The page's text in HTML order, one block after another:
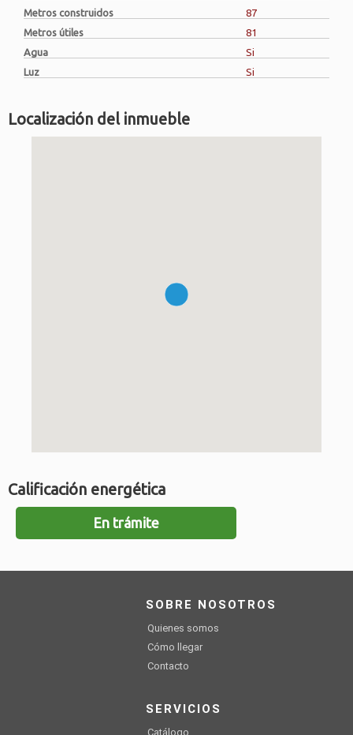
Metros construidos
87
Metros útiles
81
Agua
Si
Luz
Si
Localización del inmueble
Calificación energética
En trámite
SOBRE NOSOTROS
Quienes somos
Cómo llegar
Contacto
SERVICIOS
Catálogo